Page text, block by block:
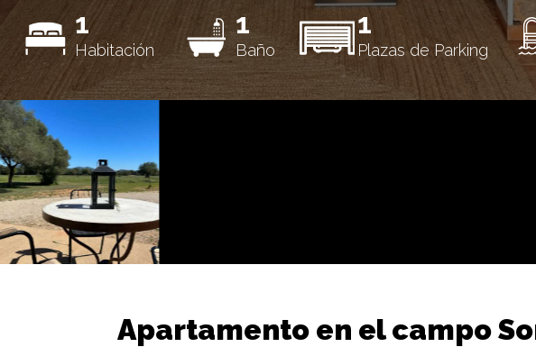
1
Habitación
1
Baño
1
Plazas de Parking
Apartamento en el campo